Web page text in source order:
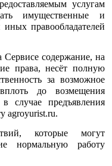
услугам
имущественные и
правообладателей
содержание, на
права, несёт полную
за возможное
до возмещения
случае предъявления
agroyurist.ru.
которые могут
нормальную работу